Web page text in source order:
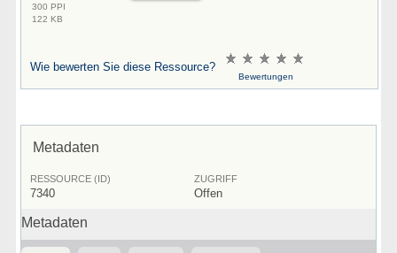
300 PPI
122 KB
Wie bewerten Sie diese Ressource?
Bewertungen
Metadaten
RESSOURCE (ID)
7340
ZUGRIFF
Offen
Metadaten